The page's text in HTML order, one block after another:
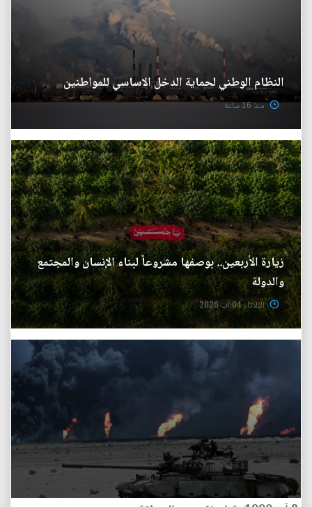
النظام الوطني لحماية الدخل الاساسي للمواطنين
منذ 16 ساعة
زيارة الأربعين.. بوصفها مشروعاً لبناء الإنسان والمجتمع
والدولة
الثلاثاء 04 آب 2026